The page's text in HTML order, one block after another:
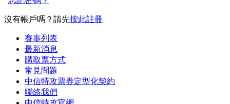
沒有帳戶嗎？請先按此註冊
賽事列表
最新消息
購取票方式
常見問題
中信特攻票券定型化契約
聯絡我們